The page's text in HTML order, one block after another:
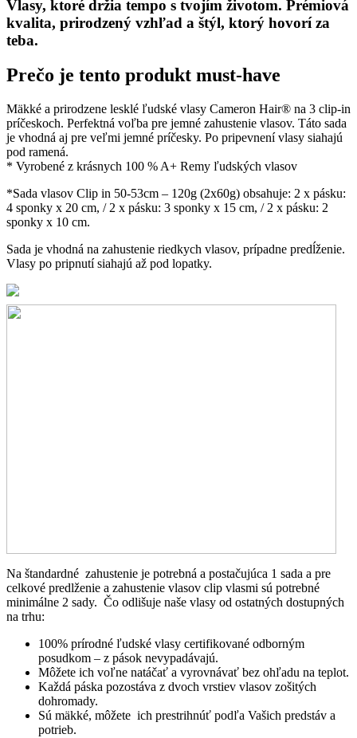
Vlasy, ktoré držia tempo s tvojím životom. Prémiová
kvalita, prirodzený vzhľad a štýl, ktorý hovorí za
teba.
Prečo je tento produkt must-have
Mäkké a prirodzene lesklé ľudské vlasy Cameron Hair® na 3 clip-in
príčeskoch. Perfektná voľba pre jemné zahustenie vlasov. Táto sada
je vhodná aj pre veľmi jemné príčesky. Po pripevnení vlasy siahajú
pod ramená.
* Vyrobené z krásnych 100 % A+ Remy ľudských vlasov
*Sada vlasov Clip in 50-53cm – 120g (2x60g) obsahuje: 2 x pásku:
4 sponky x 20 cm, / 2 x pásku: 3 sponky x 15 cm, / 2 x pásku: 2
sponky x 10 cm.
Sada je vhodná na zahustenie riedkych vlasov, prípadne predĺženie.
Vlasy po pripnutí siahajú až pod lopatky.
Na štandardné zahustenie je potrebná a postačujúca 1 sada a pre
celkové predlženie a zahustenie vlasov clip vlasmi sú potrebné
minimálne 2 sady. Čo odlišuje naše vlasy od ostatných dostupných
na trhu:
100% prírodné ľudské vlasy certifikované odborným
posudkom – z pások nevypadávajú.
Môžete ich voľne natáčať a vyrovnávať bez ohľadu na teplot.
Každá páska pozostáva z dvoch vrstiev vlasov zošitých
dohromady.
Sú mäkké, môžete ich prestrihnúť podľa Vašich predstáv a
potrieb.